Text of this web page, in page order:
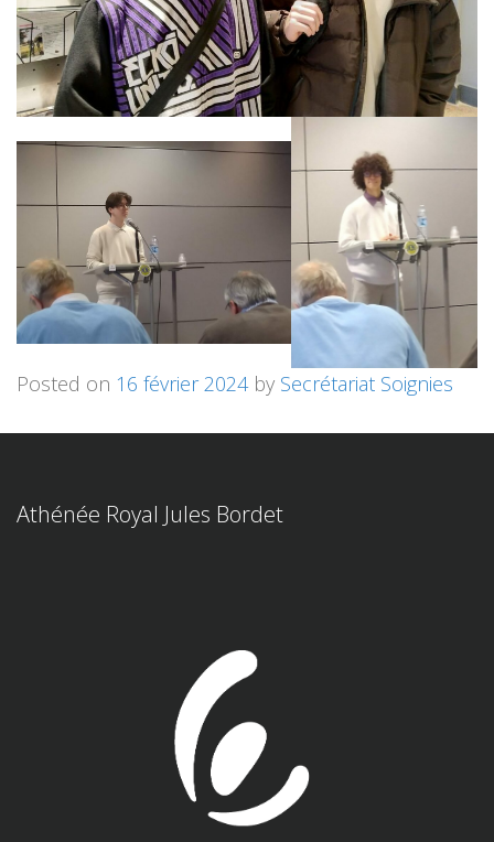
Posted on 16 février 2024by Secrétariat Soignies
Athénée Royal Jules Bordet